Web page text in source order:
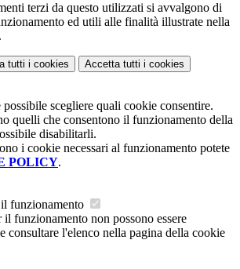
terzi da questo utilizzati si avvalgono di
ed utili alle finalità illustrate nella
.
tutti i cookies Accetta tutti i cookies
possibile scegliere quali cookie consentire.
quelli che consentono il funzionamento della
disabilitarli.
i cookie necessari al funzionamento potete
POLICY.
funzionamento
il funzionamento non possono essere
consultare l'elenco nella pagina della cookie